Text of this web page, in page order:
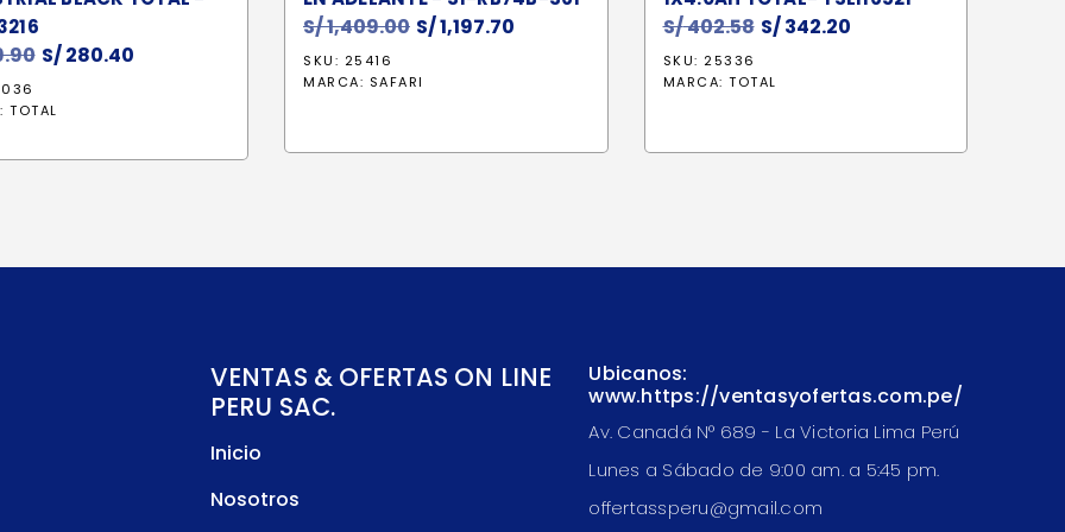
El
original
S/ 329.90.
S/280.40
S/ 280.40.
TOTAL
S/1,409.00 El
original
S/1,197.70
SKU: 25416
MARCA: SAFARI
S/402.58 El
original
S/342.20
SKU: 25336
MARCA: TOTAL
VENTAS & OFERTAS ON LINE
PERU SAC.
Inicio
Nosotros
Ubicanos:
www.https://ventasyofertas.com.pe/
Av. Canadá N° 689 - La Victoria Lima Perú
Lunes a Sábado de 9:00 am. a 5:45 pm.
offertassperu@gmail.com